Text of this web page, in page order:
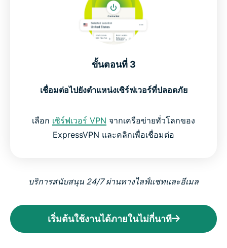
ขั้นตอนที่ 3
เชื่อมต่อไปยังตำแหน่งเซิร์ฟเวอร์ที่ปลอดภัย
เลือก เซิร์ฟเวอร์ VPN จากเครือข่ายทั่วโลกของ
ExpressVPN และคลิกเพื่อเชื่อมต่อ
บริการสนับสนุน 24/7 ผ่านทางไลฟ์แชทและอีเมล
เริ่มต้นใช้งานได้ภายในไม่กี่นาที